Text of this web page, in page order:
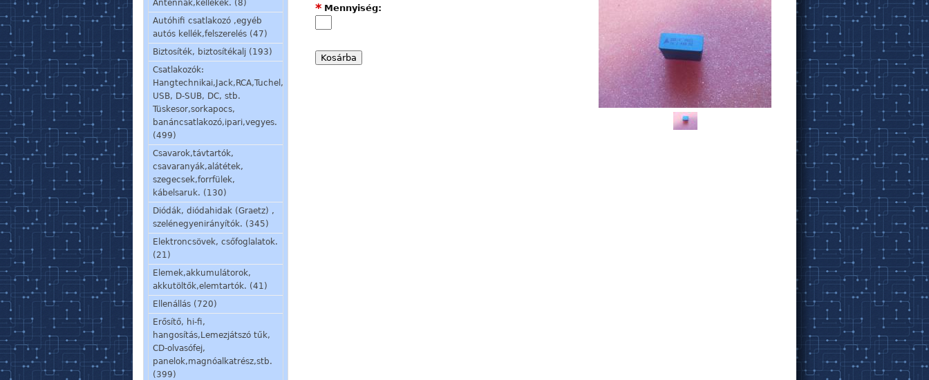
Antennák,kellékek. (8)
Autóhifi csatlakozó ,egyéb
autós kellék,felszerelés (47)
Biztosíték, biztosítékalj (193)
Csatlakozók:
Hangtechnikai,Jack,RCA,Tuchel,
USB, D-SUB, DC, stb.
Tüskesor,sorkapocs,
banáncsatlakozó,ipari,vegyes.
(499)
Csavarok,távtartók,
csavaranyák,alátétek,
szegecsek,forrfülek,
kábelsaruk. (130)
Diódák, diódahidak (Graetz) ,
szelénegyenirányítók. (345)
Elektroncsövek, csőfoglalatok.
(21)
Elemek,akkumulátorok,
akkutöltők,elemtartók. (41)
Ellenállás (720)
Erősítő, hi-fi,
hangosítás,Lemezjátszó tűk,
CD-olvasófej,
panelok,magnóalkatrész,stb.
(399)
Mennyiség:
*